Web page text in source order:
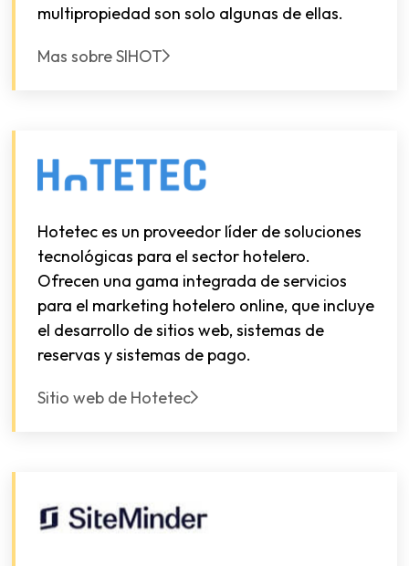
multipropiedad son solo algunas de ellas.
Mas sobre SIHOT
Hotetec es un proveedor líder de soluciones
tecnológicas para el sector hotelero.
Ofrecen una gama integrada de servicios
para el marketing hotelero online, que incluye
el desarrollo de sitios web, sistemas de
reservas y sistemas de pago.
Sitio web de Hotetec